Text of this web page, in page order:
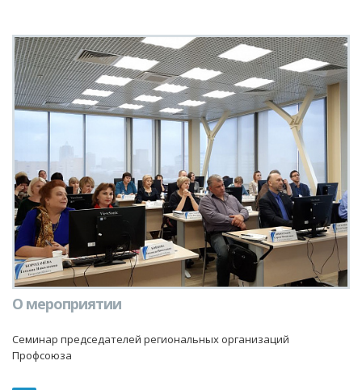
О мероприятии
Семинар председателей региональных организаций
Профсоюза